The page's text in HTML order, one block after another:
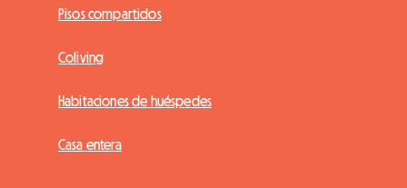
Pisos compartidos
Coliving
Habitaciones de huéspedes
Casa entera